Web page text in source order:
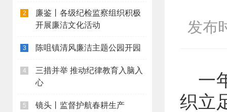
2
廉鉴丨各级纪检监察组织积极
开展廉洁文化活动
3 陈咀镇清风廉洁主题公园开园
4
三措并举 推动纪律教育入脑入
心
5 镜头丨监督护航春耕生产
发布
一
织立